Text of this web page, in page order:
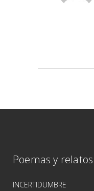
Poemas y relatos
INCERTIDUMBRE